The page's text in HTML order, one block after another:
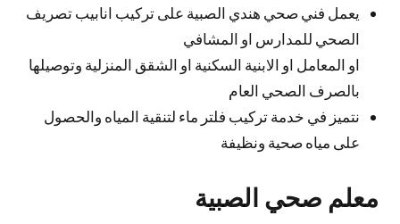
يعمل فني صحي هندي الصبية على تركيب انابيب تصريف
الصحي للمدارس او المشافي
او المعامل او الابنية السكنية او الشقق المنزلية وتوصيلها
بالصرف الصحي العام
نتميز في خدمة تركيب فلتر ماء لتنقية المياه والحصول
على مياه صحية ونظيفة
معلم صحي الصبية